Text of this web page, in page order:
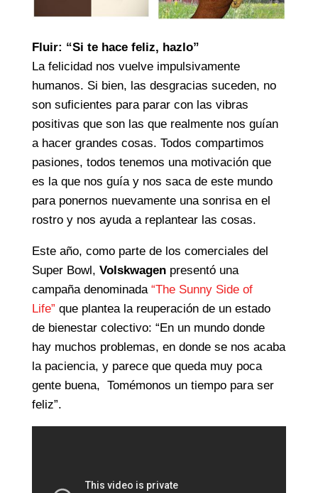
Fluir: “Si te hace feliz, hazlo”
La felicidad nos vuelve impulsivamente
humanos. Si bien, las desgracias suceden, no
son suficientes para parar con las vibras
positivas que son las que realmente nos guían
a hacer grandes cosas. Todos compartimos
pasiones, todos tenemos una motivación que
es la que nos guía y nos saca de este mundo
para ponernos nuevamente una sonrisa en el
rostro y nos ayuda a replantear las cosas.
Este año, como parte de los comerciales del
Super Bowl, Volskwagenpresentó una
campaña denominada “The Sunny Side of
Life” que plantea la reuperación de un estado
de bienestar colectivo: “En un mundo donde
hay muchos problemas, en donde se nos acaba
la paciencia, y parece que queda muy poca
gente buena, Tomémonos un tiempo para ser
feliz”.